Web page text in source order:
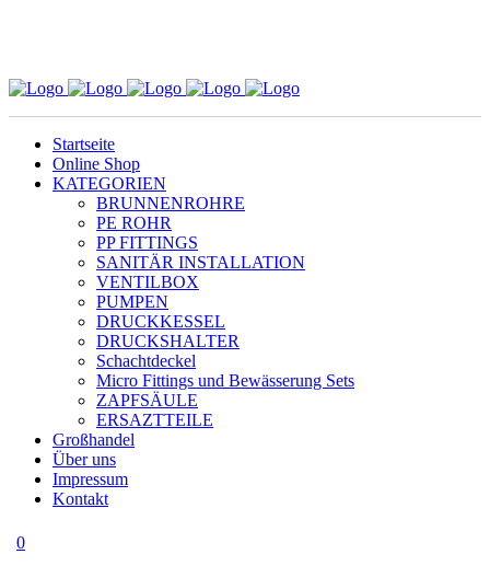
Startseite
Online Shop
KATEGORIEN
BRUNNENROHRE
PE ROHR
PP FITTINGS
SANITÄR INSTALLATION
VENTILBOX
PUMPEN
DRUCKKESSEL
DRUCKSHALTER
Schachtdeckel
Micro Fittings und Bewässerung Sets
ZAPFSÄULE
ERSAZTTEILE
Großhandel
Über uns
Impressum
Kontakt
0